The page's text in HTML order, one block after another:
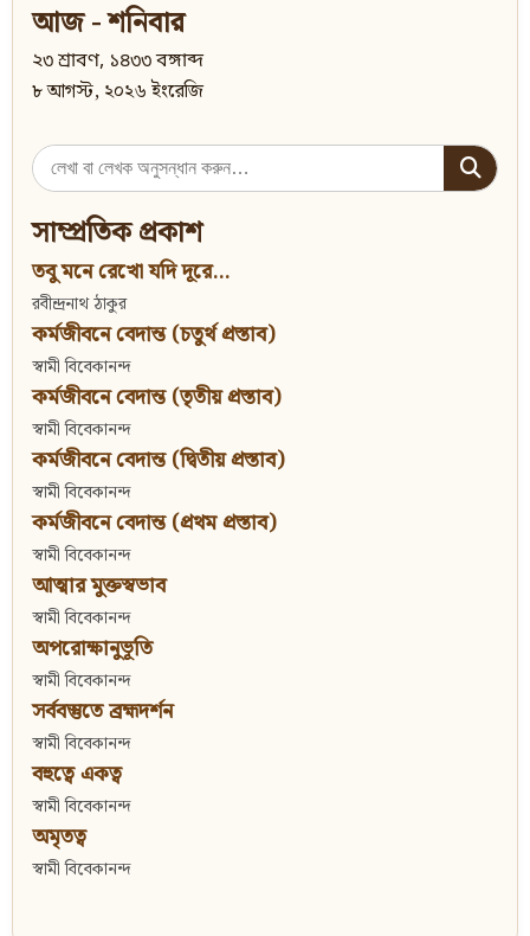
আজ - শনিবার
২৩ শ্রাবণ, ১৪৩৩ বঙ্গাব্দ
৮ আগস্ট, ২০২৬ ইংরেজি
Search
for:
সাম্প্রতিক প্রকাশ
তবু মনে রেখো যদি দূরে...
রবীন্দ্রনাথ ঠাকুর
কর্মজীবনে বেদান্ত (চতুর্থ প্রস্তাব)
স্বামী বিবেকানন্দ
কর্মজীবনে বেদান্ত (তৃতীয় প্রস্তাব)
স্বামী বিবেকানন্দ
কর্মজীবনে বেদান্ত (দ্বিতীয় প্রস্তাব)
স্বামী বিবেকানন্দ
কর্মজীবনে বেদান্ত (প্রথম প্রস্তাব)
স্বামী বিবেকানন্দ
আত্মার মুক্তস্বভাব
স্বামী বিবেকানন্দ
অপরোক্ষানুভূতি
স্বামী বিবেকানন্দ
সর্ববস্তুতে ব্রহ্মদর্শন
স্বামী বিবেকানন্দ
বহুত্বে একত্ব
স্বামী বিবেকানন্দ
অমৃতত্ব
স্বামী বিবেকানন্দ